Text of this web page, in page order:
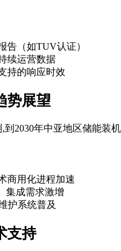
告（如TUV认证）
续运营数据
持的响应时效
势展望
到2030年中亚地区储能装
商用化进程加速
集成需求激增
护系统普及
支持